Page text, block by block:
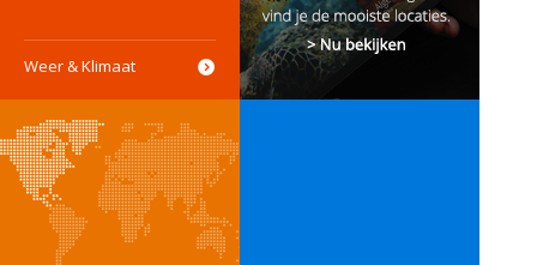
Weer & Klimaat